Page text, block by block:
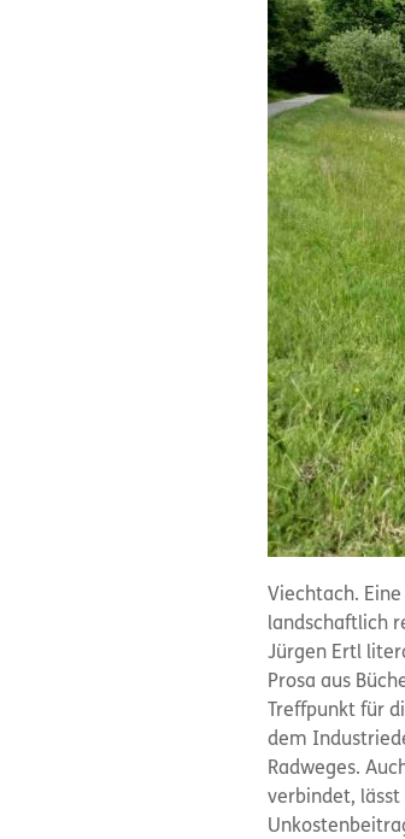
Viechtach.
landschaftlich
Jürgen Ertl
Prosa aus
Treffpunkt für
dem
Radweges.
verbindet, lässt